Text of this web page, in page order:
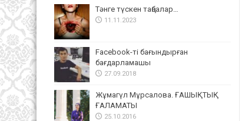
Тәнге түскен таңбалар…
11.11.2023
Facebook-ті бағындырған
бағдарламашы
27.09.2018
Жұмагүл Мұрсалова. ҒАШЫҚТЫҚ
ҒАЛАМАТЫ
25.10.2016